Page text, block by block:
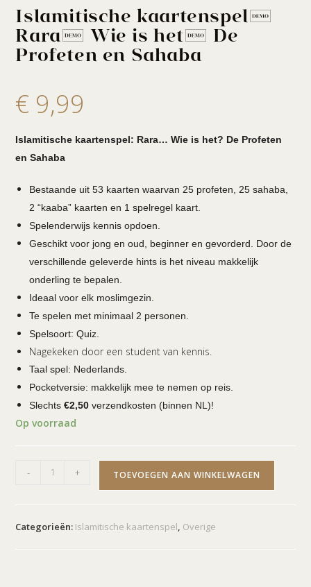
Islamitische kaartenspel:
Rara… Wie is het? De
Profeten en Sahaba
€ 9,99
Islamitische kaartenspel: Rara… Wie is het? De Profeten
en Sahaba
Bestaande uit 53 kaarten waarvan 25 profeten, 25 sahaba,
2 “kaaba” kaarten en 1 spelregel kaart.
Spelenderwijs kennis opdoen.
Geschikt voor jong en oud, beginner en gevorderd. Door de
verschillende geleverde hints is het niveau makkelijk
onderling te bepalen.
Ideaal voor elk moslimgezin.
Te spelen met minimaal 2 personen.
Spelsoort: Quiz.
Nagekeken door een student van kennis.
Taal spel: Nederlands.
Pocketversie: makkelijk mee te nemen op reis.
Slechts€2,50verzendkosten (binnen NL)!
Op voorraad
- + TOEVOEGEN AAN WINKELWAGEN
Categorieën: Islamitische kaartenspel, Overige